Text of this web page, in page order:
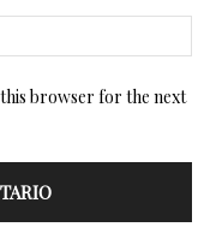
this browser for the next